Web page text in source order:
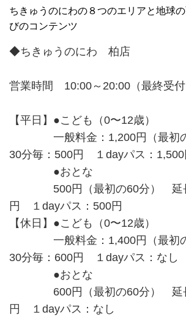
ちきゅうのにわの８つのエリアと地球
びのコンテンツ
◆ちきゅうのにわ 柏店
営業時間 10:00～20:00（最終受付
【平日】●こども（0〜12歳）
一般料金：1,200円（最初
30分毎：500円 １dayパス：1,500
●おとな
500円（最初の60分） 延長
円 １dayパス：500円
【休日】●こども（0〜12歳）
一般料金：1,400円（最初
30分毎：600円 １dayパス：なし
●おとな
600円（最初の60分） 延長
円 １dayパス：なし